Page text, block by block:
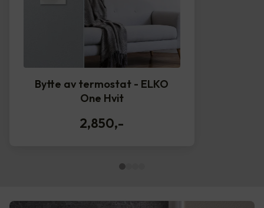
Bytte av termostat - ELKO
One Hvit
2,850,-